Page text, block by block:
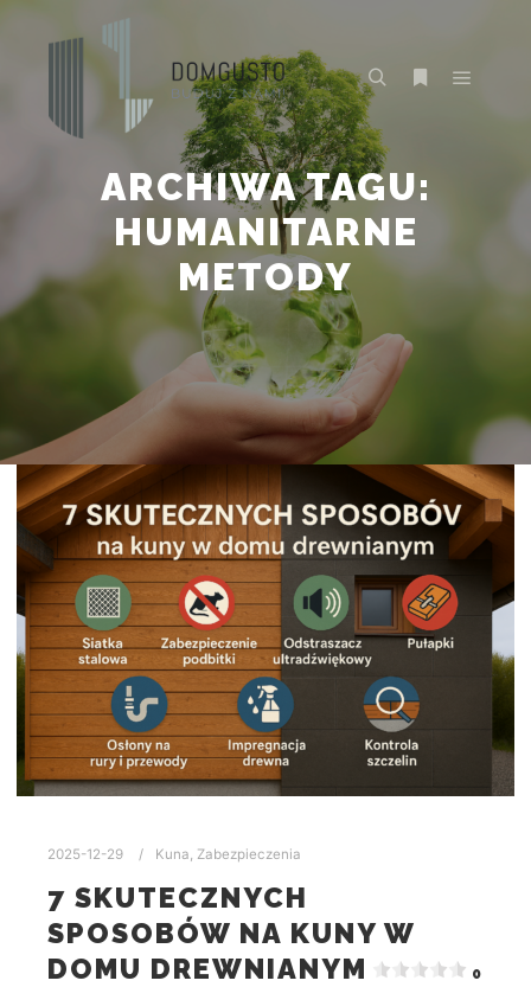
ARCHIWA TAGU:
HUMANITARNE
METODY
2025-12-29 Kuna, Zabezpieczenia
7 SKUTECZNYCH
SPOSOBÓW NA KUNY W
DOMU DREWNIANYM
0